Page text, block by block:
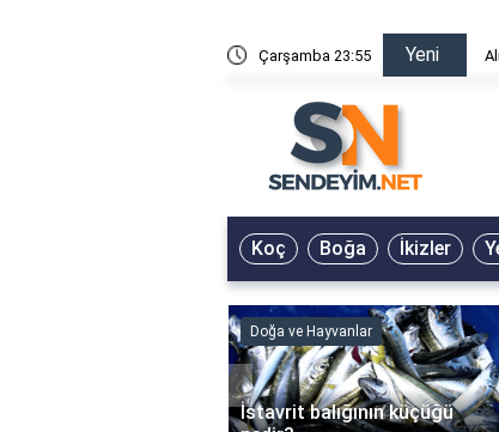
Çarşamba 23:55 Yeni
Koç Boğa İkizler
Doğa ve Hayvanlar
İstavrit balığının küçüğü
‹